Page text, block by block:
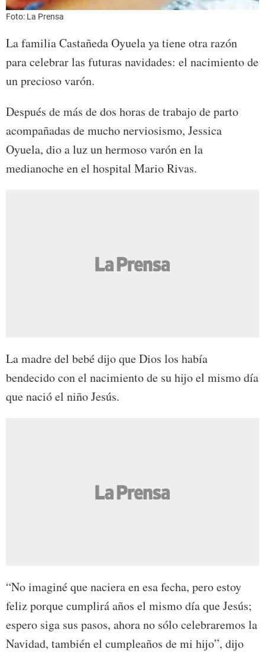
Foto: La Prensa
La familia Castañeda Oyuela ya tiene otra razón
para celebrar las futuras navidades: el nacimiento de
un precioso varón.
Después de más de dos horas de trabajo de parto
acompañadas de mucho nerviosismo, Jessica
Oyuela, dio a luz un hermoso varón en la
medianoche en el hospital Mario Rivas.
La madre del bebé dijo que Dios los había
bendecido con el nacimiento de su hijo el mismo día
que nació el niño Jesús.
“No imaginé que naciera en esa fecha, pero estoy
feliz porque cumplirá años el mismo día que Jesús;
espero siga sus pasos, ahora no sólo celebraremos la
Navidad, también el cumpleaños de mi hijo”, dijo